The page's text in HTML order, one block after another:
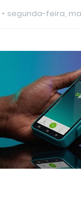
segunda-feira,